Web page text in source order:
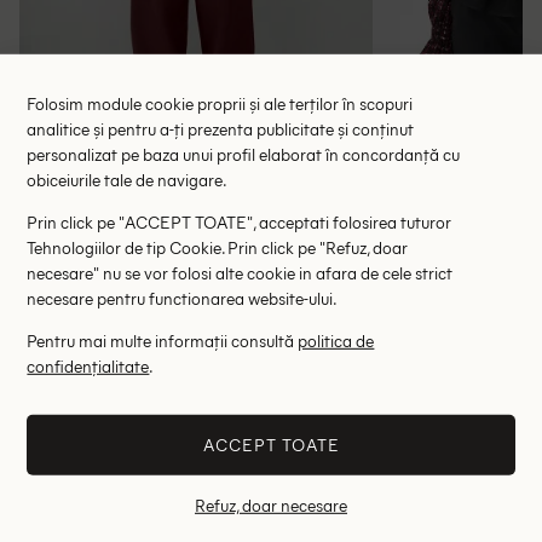
Bluza Missguided, visiniu
64.90 lei
RRP: 130.00 lei
S
Bluza Pepe
- 42%
Folosim module cookie proprii și ale terților în scopuri
analitice și pentru a-ți prezenta publicitate și conținut
personalizat pe baza unui profil elaborat în concordanță cu
obiceiurile tale de navigare.
Prin click pe "ACCEPT TOATE", acceptati folosirea tuturor
Tehnologiilor de tip Cookie. Prin click pe "Refuz, doar
necesare" nu se vor folosi alte cookie in afara de cele strict
necesare pentru functionarea website-ului.
Pentru mai multe informații consultă politica de
confidențialitate.
ACCEPT TOATE
Refuz, doar necesare